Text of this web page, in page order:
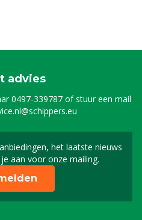
advies
0497-339787of stuur een mail
het laatste nieuws
aan voor onze mailing.
Schrijf je in voor onze